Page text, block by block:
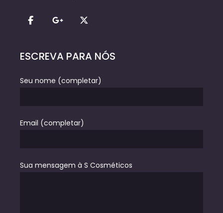
ESCREVA PARA NÓS
Seu nome (completar)
Email (completar)
Sua mensagem à S Cosméticos